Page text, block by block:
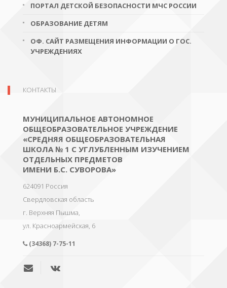
ПОРТАЛ ДЕТСКОЙ БЕЗОПАСНОСТИ МЧС РОССИИ
ОБРАЗОВАНИЕ ДЕТЯМ
ОФ. САЙТ РАЗМЕЩЕНИЯ ИНФОРМАЦИИ О ГОС.
УЧРЕЖДЕНИЯХ
КОНТАКТЫ
МУНИЦИПАЛЬНОЕ АВТОНОМНОЕ
ОБЩЕОБРАЗОВАТЕЛЬНОЕ УЧРЕЖДЕНИЕ
«СРЕДНЯЯ ОБЩЕОБРАЗОВАТЕЛЬНАЯ
ШКОЛА № 1 С УГЛУБЛЕННЫМ ИЗУЧЕНИЕМ
ОТДЕЛЬНЫХ ПРЕДМЕТОВ
ИМЕНИ Б.С. СУВОРОВА»
624091 Россия
Свердловская область
г. Верхняя Пышма,
ул. Красноармейская, 6
(34368) 7-75-11